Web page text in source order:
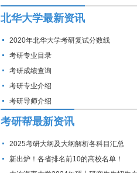
北华大学最新资讯
2020年北华大学考研复试分数线
考研专业目录
考研成绩查询
考研专业介绍
考研导师介绍
考研帮最新资讯
2025考研大纲及大纲解析各科目汇总
新出炉！各省排名前10的高校名单！